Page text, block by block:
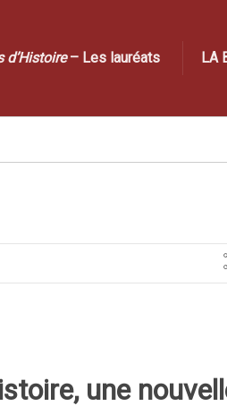
d’Histoire– Les lauréats LA
une